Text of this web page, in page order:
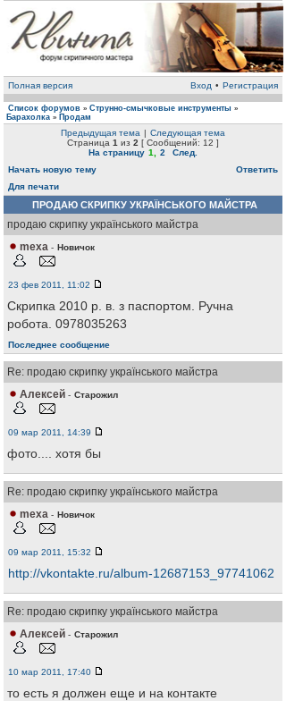
Полная версия Вход • Регистрация
Список форумов » Струнно-смычковые инструменты »
Барахолка » Продам
Предыдущая тема | Следующая тема
Страница 1 из 2 [ Сообщений: 12 ]
На страницу 1 2
След.
Начать новую тему
Ответить
Для печати
ПРОДАЮ СКРИПКУ УКРАЇНСЬКОГО МАЙСТРА
продаю скрипку українського майстра
mexa - Новичок
23 фев 2011, 11:02
Скрипка 2010 р. в. з паспортом. Ручна
робота. 0978035263
Последнее сообщение
Re: продаю скрипку українського майстра
Алексей - Старожил
09 мар 2011, 14:39
фото.... хотя бы
Re: продаю скрипку українського майстра
mexa - Новичок
09 мар 2011, 15:32
http://vkontakte.ru/album-12687153_97741062
Re: продаю скрипку українського майстра
Алексей - Старожил
10 мар 2011, 17:40
то есть я должен еще и на контакте